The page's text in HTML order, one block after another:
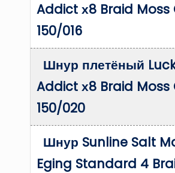
Addict х8 Braid Moss
150/016
Шнур плетёный
Addict х8 Braid Moss
150/020
Шнур Sunline Salt
Eging Standard 4